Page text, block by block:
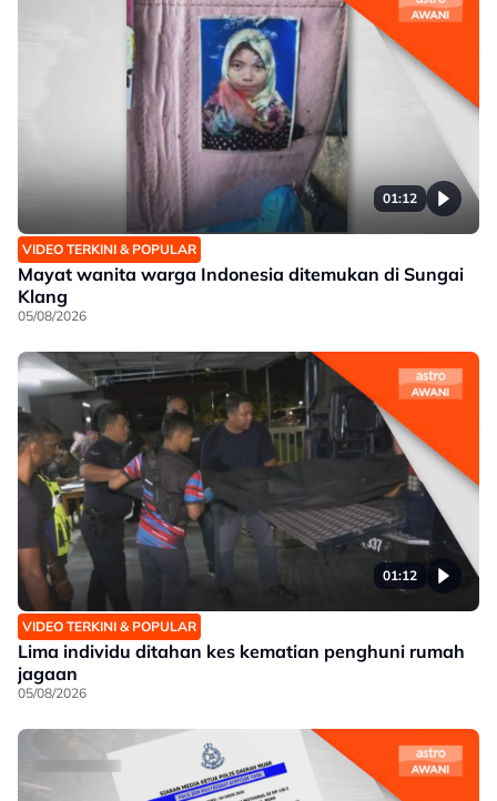
01:12
VIDEO TERKINI & POPULAR
Mayat wanita warga Indonesia ditemukan di Sungai
Klang
05/08/2026
01:12
VIDEO TERKINI & POPULAR
Lima individu ditahan kes kematian penghuni rumah
jagaan
05/08/2026